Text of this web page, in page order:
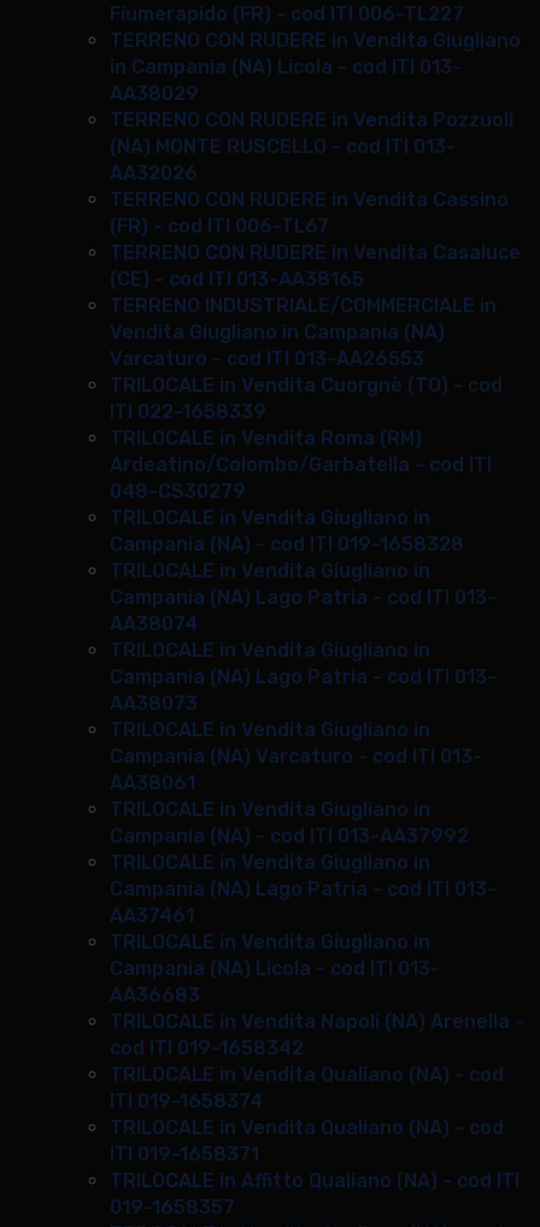
Fiumerapido (FR) - cod ITI 006-TL227
TERRENO CON RUDERE in Vendita Giugliano
in Campania (NA) Licola - cod ITI 013-
AA38029
TERRENO CON RUDERE in Vendita Pozzuoli
(NA) MONTE RUSCELLO - cod ITI 013-
AA32026
TERRENO CON RUDERE in Vendita Cassino
(FR) - cod ITI 006-TL67
TERRENO CON RUDERE in Vendita Casaluce
(CE) - cod ITI 013-AA38165
TERRENO INDUSTRIALE/COMMERCIALE in
Vendita Giugliano in Campania (NA)
Varcaturo - cod ITI 013-AA26553
TRILOCALE in Vendita Cuorgnè (TO) - cod
ITI 022-1658339
TRILOCALE in Vendita Roma (RM)
Ardeatino/Colombo/Garbatella - cod ITI
048-CS30279
TRILOCALE in Vendita Giugliano in
Campania (NA) - cod ITI 019-1658328
TRILOCALE in Vendita Giugliano in
Campania (NA) Lago Patria - cod ITI 013-
AA38074
TRILOCALE in Vendita Giugliano in
Campania (NA) Lago Patria - cod ITI 013-
AA38073
TRILOCALE in Vendita Giugliano in
Campania (NA) Varcaturo - cod ITI 013-
AA38061
TRILOCALE in Vendita Giugliano in
Campania (NA) - cod ITI 013-AA37992
TRILOCALE in Vendita Giugliano in
Campania (NA) Lago Patria - cod ITI 013-
AA37461
TRILOCALE in Vendita Giugliano in
Campania (NA) Licola - cod ITI 013-
AA36683
TRILOCALE in Vendita Napoli (NA) Arenella -
cod ITI 019-1658342
TRILOCALE in Vendita Qualiano (NA) - cod
ITI 019-1658374
TRILOCALE in Vendita Qualiano (NA) - cod
ITI 019-1658371
TRILOCALE in Affitto Qualiano (NA) - cod ITI
019-1658357